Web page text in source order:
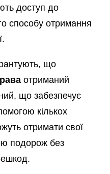
доступ до
способу отримання
що
отриманий
що забезпечує
кількох
отримати свої
подорож без